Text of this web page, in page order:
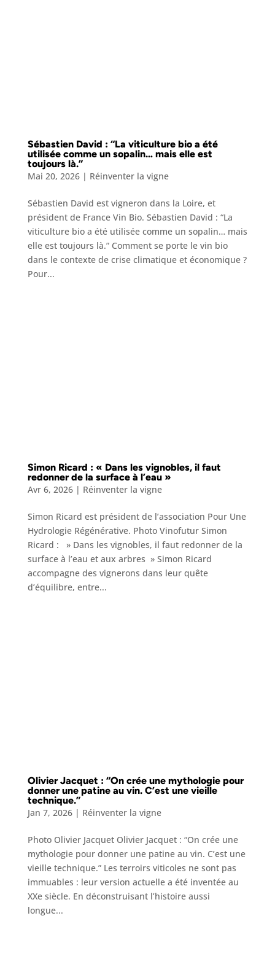
Sébastien David : “La viticulture bio a été
utilisée comme un sopalin… mais elle est
toujours là.”
Mai 20, 2026| Réinventer la vigne
Sébastien David est vigneron dans la Loire, et
président de France Vin Bio. Sébastien David : “La
viticulture bio a été utilisée comme un sopalin… mais
elle est toujours là.” Comment se porte le vin bio
dans le contexte de crise climatique et économique ?
Pour...
Simon Ricard : « Dans les vignobles, il faut
redonner de la surface à l’eau »
Avr 6, 2026| Réinventer la vigne
Simon Ricard est président de l’association Pour Une
Hydrologie Régénérative. Photo Vinofutur Simon
Ricard : » Dans les vignobles, il faut redonner de la
surface à l’eau et aux arbres » Simon Ricard
accompagne des vignerons dans leur quête
d’équilibre, entre...
Olivier Jacquet : “On crée une mythologie pour
donner une patine au vin. C’est une vieille
technique.”
Jan 7, 2026| Réinventer la vigne
Photo Olivier Jacquet Olivier Jacquet : “On crée une
mythologie pour donner une patine au vin. C’est une
vieille technique.” Les terroirs viticoles ne sont pas
immuables : leur version actuelle a été inventée au
XXe siècle. En déconstruisant l’histoire aussi
longue...